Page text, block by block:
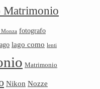
fotografo
lago como lenti
Matrimonio
Nikon Nozze